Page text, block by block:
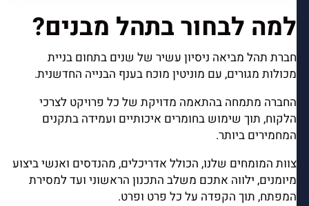
למה לבחור בתהל מבנים?
חברת תהל מביאה ניסיון עשיר של שנים בתחום בניית
מכולות מגורים, עם מוניטין מוכח בענף הבנייה החדשנית.
החברה מתמחה בהתאמה מדויקת של כל פרויקט לצרכי
הלקוח, תוך שימוש בחומרים איכותיים ועמידה בתקנים
המחמירים ביותר.
צוות המומחים שלנו, הכולל אדריכלים, מהנדסים ואנשי ביצוע
מיומנים, ילווה אתכם משלב התכנון הראשוני ועד למסירת
המפתח, תוך הקפדה על כל פרט ופרט.